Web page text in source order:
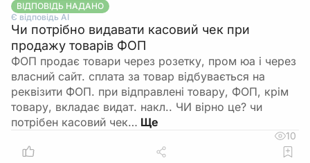
ВІДПОВІДЬ НАДАНО
Є відповідь АІ
Чи потрібно видавати касовий чек при
продажу товарів ФОП
ФОП продає товари через розетку, пром юа і через
власний сайт. сплата за товар відбувається на
реквізити ФОП. при відправлені товару, ФОП, крім
товару, вкладає видат. накл.. ЧИ вірно це? чи
потрібен касовий чек…
10